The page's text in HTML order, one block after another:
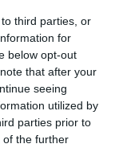
third parties, or
for
below opt-out
that after your
seeing
utilized by
parties prior to
of the further